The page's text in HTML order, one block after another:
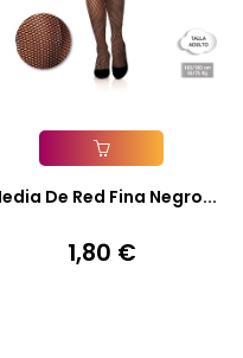
Añadir A La Cesta
Media De Red Fina Negro...
Precio
1,80 €